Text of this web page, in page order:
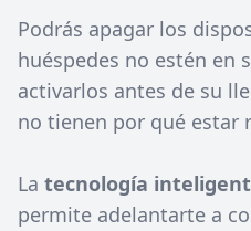
Podrás apagar los
huéspedes no estén en
activarlos antes de su
no tienen por qué estar
La tecnología
permite adelantarte a